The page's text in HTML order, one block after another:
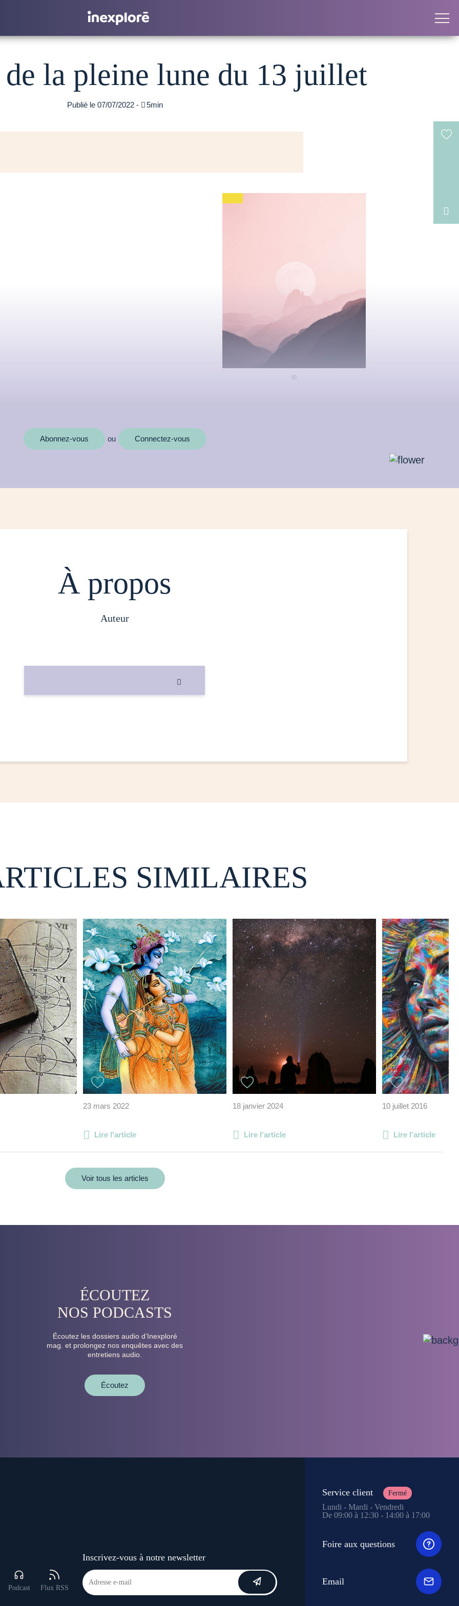
de la pleine lune du 13 juillet
Publié le 07/07/2022 - 5min

Abonnez-vous ou Connectez-vous
À propos
auteur

SIMILAIRES
23 mars 2022
Lire l'article
18 janvier 2024
Lire l'article
10 juillet 2016
Lire l'article
Voir tous les articles
ÉCOUTEZ
NOS PODCASTS
Écoutez les dossiers audio d’Inexploré
mag. et prolongez nos enquêtes avec des
entretiens audio.
Écoutez
Podcast Flux RSS
Inscrivez-vous à notre newsletter
Service client Fermé
Lundi - Mardi - Vendredi
De 09:00 à 12:30 - 14:00 à 17:00
Foire aux questions
Email